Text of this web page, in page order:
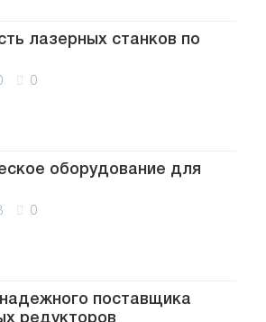
лазерных станков по
0
оборудование для
0
поставщика
редукторов